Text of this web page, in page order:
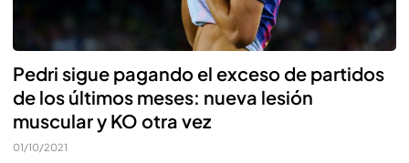
Pedri sigue pagando el exceso de partidos
de los últimos meses: nueva lesión
muscular y KO otra vez
01/10/2021